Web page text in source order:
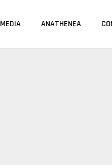
MEDIA ANATHENEA